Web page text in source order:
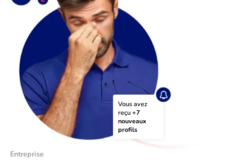
Vous avez
reçu +7
nouveaux
profils
Entreprise